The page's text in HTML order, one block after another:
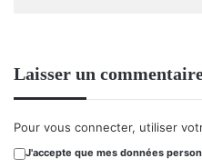
Laisser un
Pour vous connecter, utiliser
J'accepte que mes données